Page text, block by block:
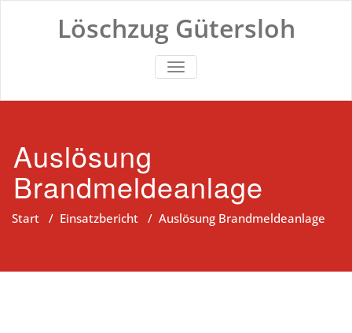
Löschzug Gütersloh
TOGGLE NAVIGATION
Auslösung
Brandmeldeanlage
Start / Einsatzbericht / Auslösung Brandmeldeanlage